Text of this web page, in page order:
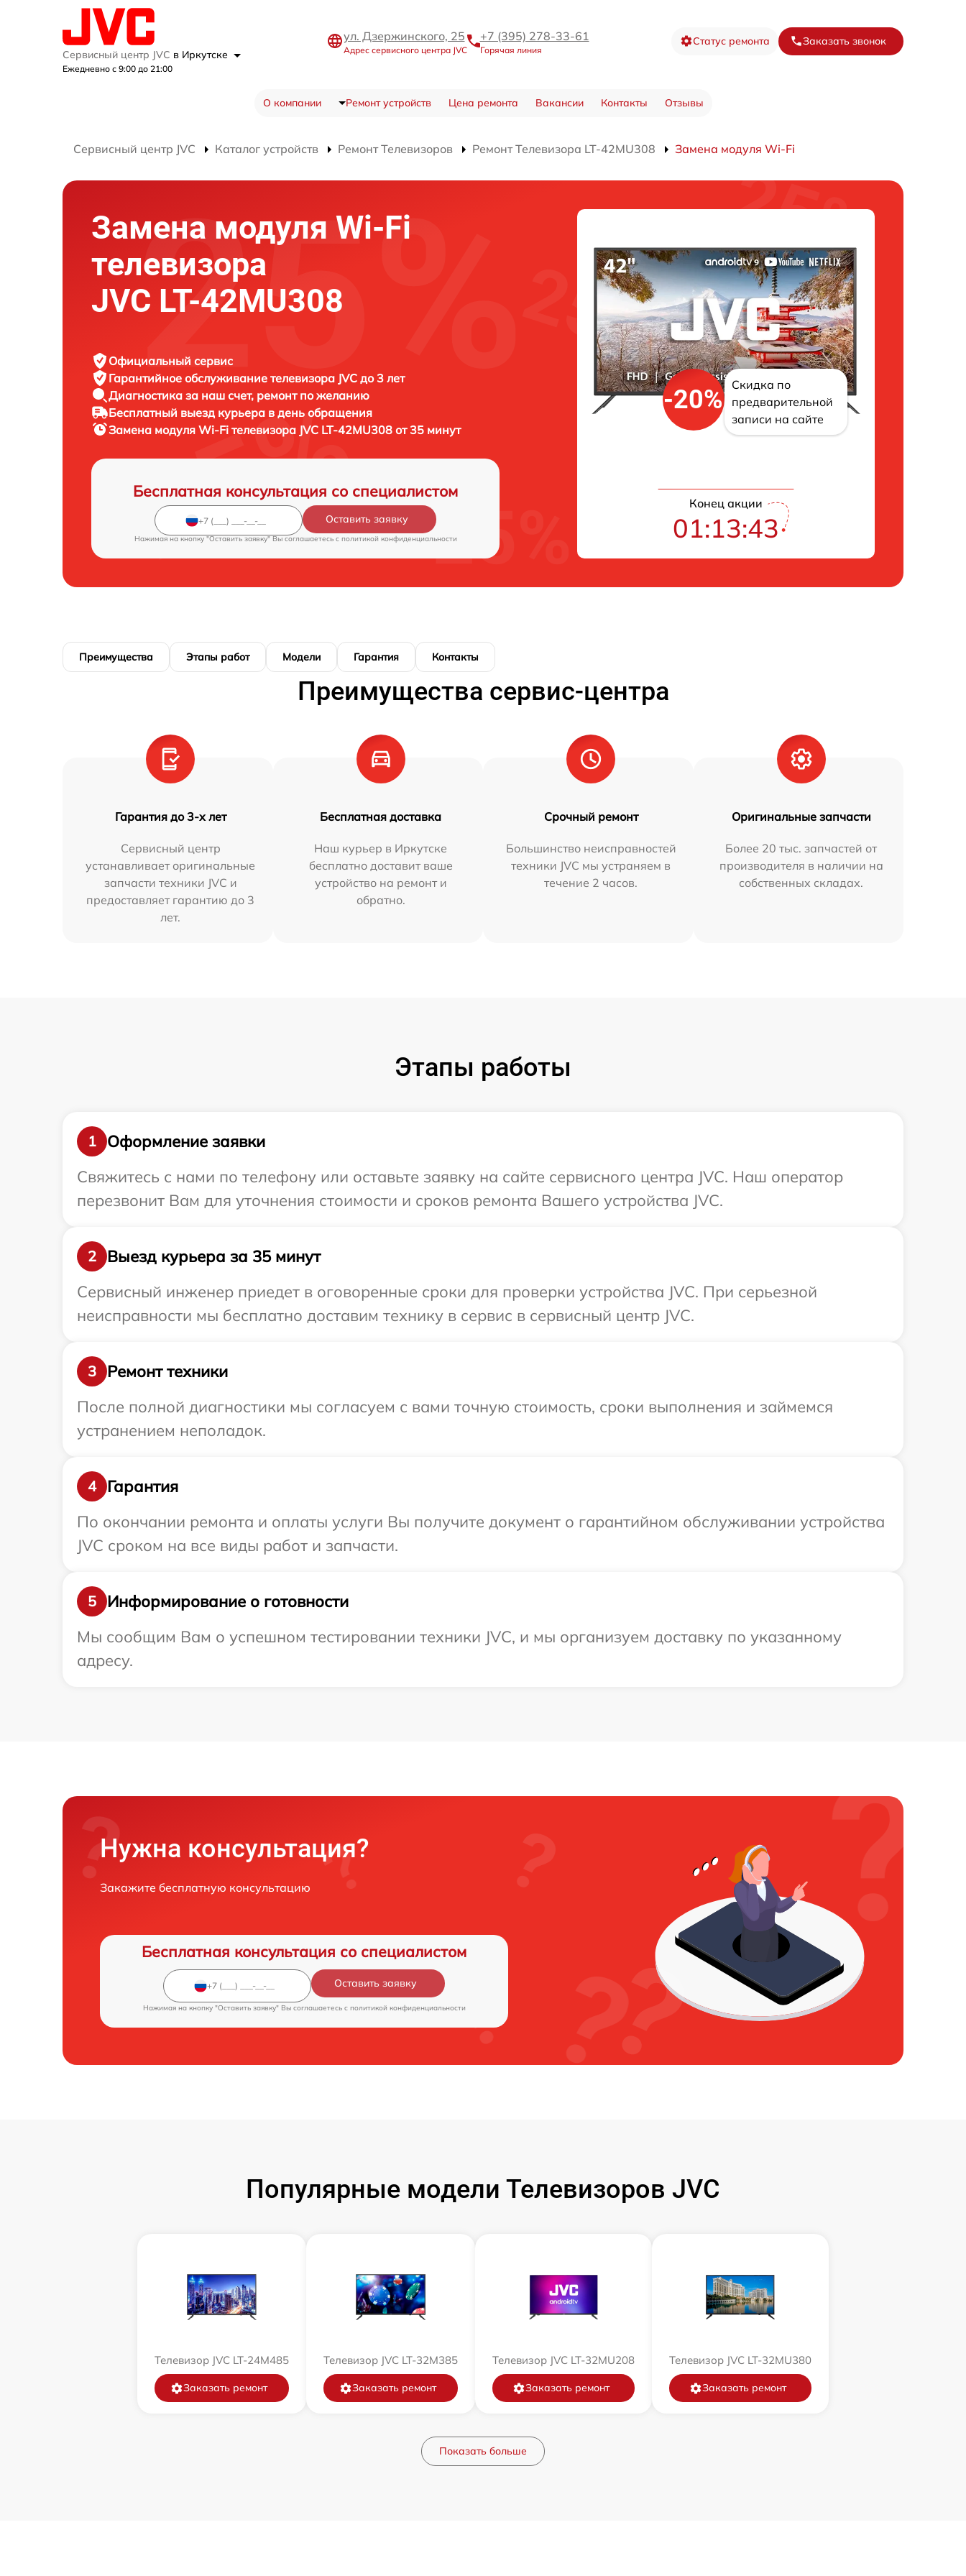
Сервисный центр JVC в Иркутске
Ежедневно с 9:00 до 21:00
ул. Дзержинского, 25
Адрес сервисного центра JVC
+7 (395) 278-33-61
Горячая линия
Статус ремонта Заказать звонок
О компании Ремонт устройств Цена ремонта Вакансии Контакты Отзывы
Сервисный центр JVC Каталог устройств Ремонт Телевизоров Ремонт Телевизора LT-42MU308 Замена модуля Wi-Fi
Замена модуля Wi-Fi
телевизора
JVC LT-42MU308
Официальный сервис
Гарантийное обслуживание телевизора JVC до 3 лет
Диагностика за наш счет, ремонт по желанию
Бесплатный выезд курьера в день обращения
Замена модуля Wi-Fi телевизора JVC LT-42MU308 от 35 минут
Бесплатная консультация со специалистом
Оставить заявку
Нажимая на кнопку "Оставить заявку" Вы соглашаетесь c политикой конфиденциальности
-20%
Скидка по
предварительной
записи на сайте
Конец акции
01:13:42
Преимущества Этапы работ Модели Гарантия Контакты
Преимущества сервис-центра
Гарантия до 3-х лет
Сервисный центр
устанавливает оригинальные
запчасти техники JVC и
предоставляет гарантию до 3
лет.
Бесплатная доставка
Наш курьер в Иркутске
бесплатно доставит ваше
устройство на ремонт и
обратно.
Срочный ремонт
Большинство неисправностей
техники JVC мы устраняем в
течение 2 часов.
Оригинальные запчасти
Более 20 тыс. запчастей от
производителя в наличии на
собственных складах.
Этапы работы
1
Оформление заявки
Свяжитесь с нами по телефону или оставьте заявку на сайте сервисного центра JVC. Наш оператор
перезвонит Вам для уточнения стоимости и сроков ремонта Вашего устройства JVC.
2
Выезд курьера за 35 минут
Сервисный инженер приедет в оговоренные сроки для проверки устройства JVC. При серьезной
неисправности мы бесплатно доставим технику в сервис в сервисный центр JVC.
3
Ремонт техники
После полной диагностики мы согласуем с вами точную стоимость, сроки выполнения и займемся
устранением неполадок.
4
Гарантия
По окончании ремонта и оплаты услуги Вы получите документ о гарантийном обслуживании устройства
JVC сроком на все виды работ и запчасти.
5
Информирование о готовности
Мы сообщим Вам о успешном тестировании техники JVC, и мы организуем доставку по указанному
адресу.
Нужна консультация?
Закажите бесплатную консультацию
Бесплатная консультация со специалистом
Оставить заявку
Нажимая на кнопку "Оставить заявку" Вы соглашаетесь c политикой конфиденциальности
Популярные модели Телевизоров JVC
Телевизор JVC LT-24M485
Заказать ремонт
Телевизор JVC LT-32M385
Заказать ремонт
Телевизор JVC LT-32MU208
Заказать ремонт
Телевизор JVC LT-32MU380
Заказать ремонт
Показать больше